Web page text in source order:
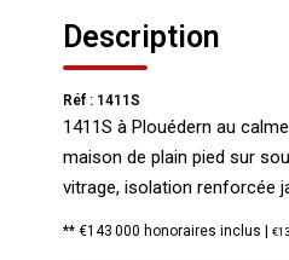
Description
Réf : 1411S
1411S à Plouédern au
maison de plain pied sur
vitrage, isolation renforcée
** €143 000 honoraires inclus